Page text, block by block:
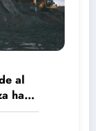
al
hacia